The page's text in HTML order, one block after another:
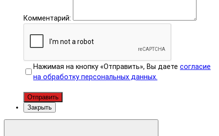
Комментарий:
Нажимая на кнопку «Отправить», Вы даете согласие
на обработку персональных данных.
Отправить
Закрыть